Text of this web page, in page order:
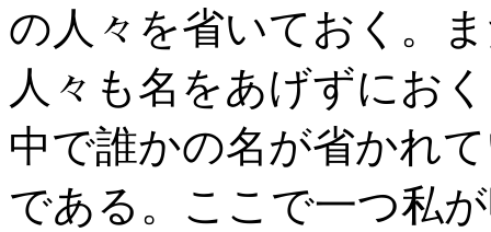
の人々を省いておく。
人々も名をあげずにお
中で誰かの名が省かれ
である。ここで一つ私